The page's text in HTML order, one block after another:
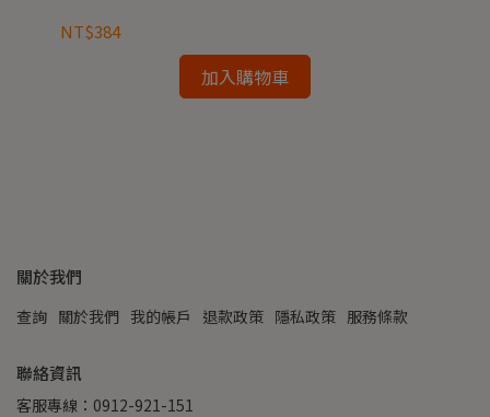
NT$384
加入購物車
關於我們
查詢 關於我們 我的帳戶 退款政策 隱私政策 服務條款
聯絡資訊
客服專線：0912-921-151